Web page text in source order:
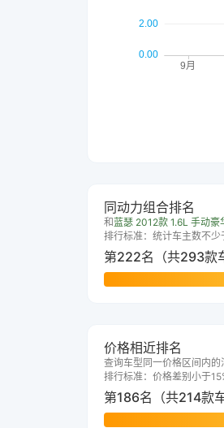
同动力组合排名
和蓝瑟 2012款 1.6L 手动豪
排行标准：统计车主数不少
第222名（共293款
价格相近排名
查询车型同一价格区间内的
排行标准：价格差别小于
第186名（共214款车